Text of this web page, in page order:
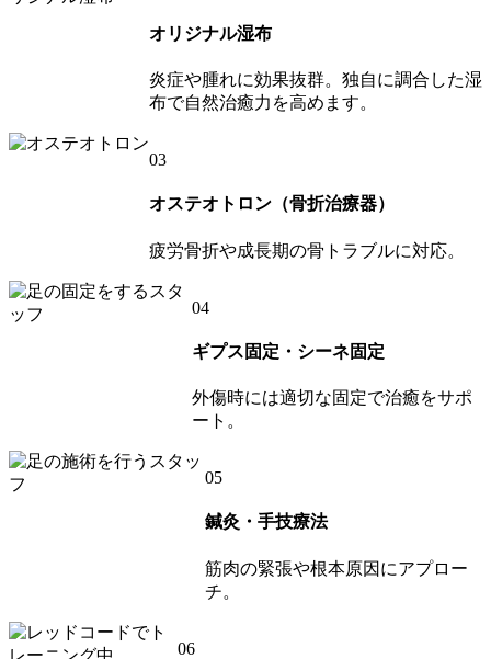
オリジナル湿布
炎症や腫れに効果抜群。独自に調合した湿
布で自然治癒力を高めます。
03
オステオトロン（骨折治療器）
疲労骨折や成長期の骨トラブルに対応。
04
ギプス固定・シーネ固定
外傷時には適切な固定で治癒をサポ
ート。
05
鍼灸・手技療法
筋肉の緊張や根本原因にアプロー
チ。
06